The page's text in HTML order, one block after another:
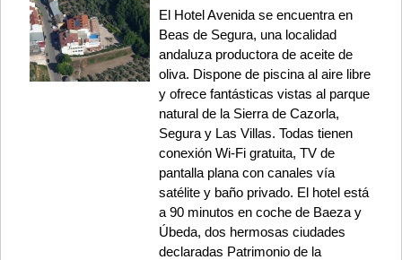
El Hotel Avenida se encuentra en
Beas de Segura, una localidad
andaluza productora de aceite de
oliva. Dispone de piscina al aire libre
y ofrece fantásticas vistas al parque
natural de la Sierra de Cazorla,
Segura y Las Villas. Todas tienen
conexión Wi-Fi gratuita, TV de
pantalla plana con canales vía
satélite y baño privado. El hotel está
a 90 minutos en coche de Baeza y
Úbeda, dos hermosas ciudades
declaradas Patrimonio de la